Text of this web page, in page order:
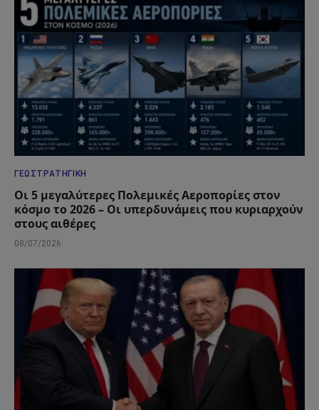
ΓΕΩΣΤΡΑΤΗΓΙΚΉ
Οι 5 μεγαλύτερες Πολεμικές Αεροπορίες στον
κόσμο το 2026 – Οι υπερδυνάμεις που κυριαρχούν
στους αιθέρες
08/07/2026